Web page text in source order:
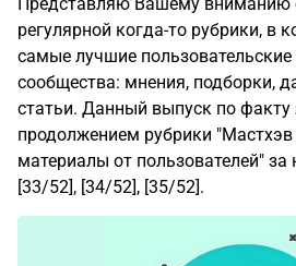
регулярной когда-то рубрики, в
самые лучшие
сообщества: мнения, подборки,
статьи. Данный выпуск по факту
продолжением рубрики
материалы от пользователей"
[33/52], [34/52], [35/52].